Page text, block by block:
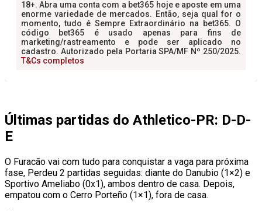
Últimas partidas do Athletico-PR: D-D-
E
O Furacão vai com tudo para conquistar a vaga para próxima
fase, Perdeu 2 partidas seguidas: diante do Danubio (1×2) e
Sportivo Ameliabo (0x1), ambos dentro de casa. Depois,
empatou com o Cerro Porteño (1×1), fora de casa.